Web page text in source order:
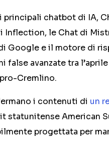
principali chatbot di IA,
Inflection, le Chat di
Google e il motore di
false avanzate tra
Cremlino.
i contenuti di un
statunitense American
progettata per